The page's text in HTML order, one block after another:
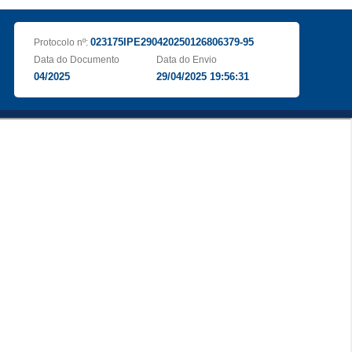
Protocolo nº: 023175IPE290420250126806379-95
Data do Documento
04/2025
Data do Envio
29/04/2025 19:56:31